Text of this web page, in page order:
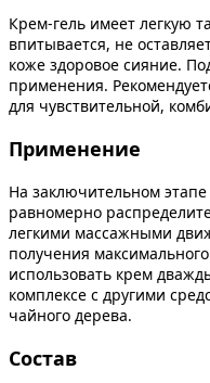
Крем-гель имеет легкую
впитывается, не
коже здоровое сияние.
применения.
для чувствительной,
Применение
На заключительном
равномерно
легкими массажными
получения
использовать крем
комплексе с другими
чайного дерева.
Состав